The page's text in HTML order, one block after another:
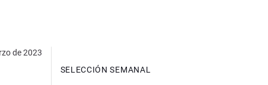
de 2023
SELECCIÓN SEMANAL